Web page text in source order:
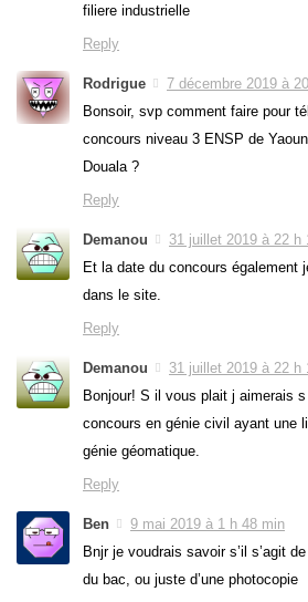
filiere industrielle
Reply
Rodrigue
7 décembre 2019 à
Bonsoir, svp comment faire pour
concours niveau 3 ENSP de
Douala ?
Reply
Demanou
31 juillet 2019 à 22 h
Et la date du concours également
dans le site.
Reply
Demanou
31 juillet 2019 à 22 h
Bonjour! S il vous plait j aimerais
concours en génie civil ayant une
génie géomatique.
Reply
Ben
9 mai 2019 à 1 h 48 min
Bnjr je voudrais savoir s’il s’agit
du bac, ou juste d’une photocopie